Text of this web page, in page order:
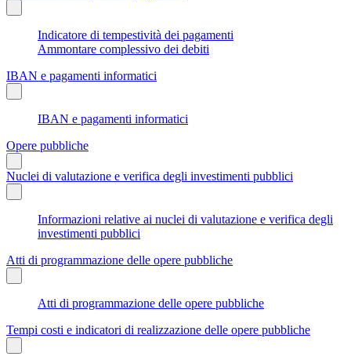
Indicatore di tempestività dei pagamenti
Ammontare complessivo dei debiti
IBAN e pagamenti informatici
IBAN e pagamenti informatici
Opere pubbliche
Nuclei di valutazione e verifica degli investimenti pubblici
Informazioni relative ai nuclei di valutazione e verifica degli
investimenti pubblici
Atti di programmazione delle opere pubbliche
Atti di programmazione delle opere pubbliche
Tempi costi e indicatori di realizzazione delle opere pubbliche